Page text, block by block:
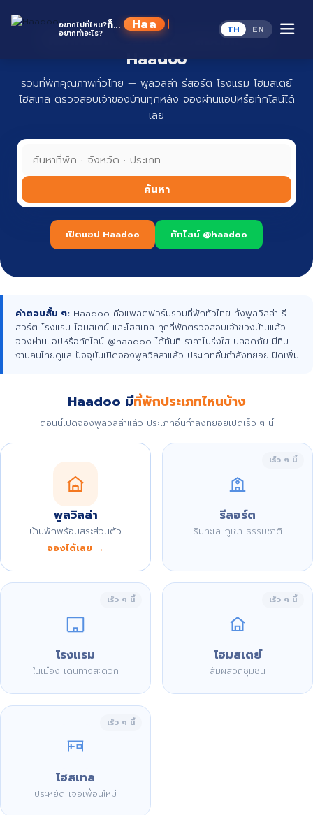
อยากไปที่ไหน?
อยากทำอะไร?
ก็... Haado TH EN
ที่พักทั่วไทย จองง่าย ปลอดภัย กับ
Haadoo
รวมที่พักคุณภาพทั่วไทย — พูลวิลล่า รีสอร์ต โรงแรม โฮมสเตย์
โฮสเทล ตรวจสอบเจ้าของบ้านทุกหลัง จองผ่านแอปหรือทักไลน์ได้
เลย
ค้นหา
เปิดแอป Haadoo ทักไลน์ @haadoo
คำตอบสั้น ๆ: Haadoo คือแพลตฟอร์มรวมที่พักทั่วไทย ทั้งพูลวิลล่า รี
สอร์ต โรงแรม โฮมสเตย์ และโฮสเทล ทุกที่พักตรวจสอบเจ้าของบ้านแล้ว
จองผ่านแอปหรือทักไลน์ @haadoo ได้ทันที ราคาโปร่งใส ปลอดภัย มีทีม
งานคนไทยดูแล ปัจจุบันเปิดจองพูลวิลล่าแล้ว ประเภทอื่นกำลังทยอยเปิดเพิ่ม
Haadoo มีที่พักประเภทไหนบ้าง
ตอนนี้เปิดจองพูลวิลล่าแล้ว ประเภทอื่นกำลังทยอยเปิดเร็ว ๆ นี้
พูลวิลล่า
บ้านพักพร้อมสระส่วนตัว
จองได้เลย →
เร็ว ๆ นี้
รีสอร์ต
ริมทะเล ภูเขา ธรรมชาติ
เร็ว ๆ นี้
โรงแรม
ในเมือง เดินทางสะดวก
เร็ว ๆ นี้
โฮมสเตย์
สัมผัสวิถีชุมชน
เร็ว ๆ นี้
โฮสเทล
ประหยัด เจอเพื่อนใหม่